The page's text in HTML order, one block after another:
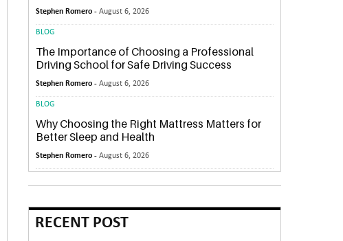
Stephen Romero -August 6, 2026
BLOG
The Importance of Choosing a Professional
Driving School for Safe Driving Success
Stephen Romero -August 6, 2026
BLOG
Why Choosing the Right Mattress Matters for
Better Sleep and Health
Stephen Romero -August 6, 2026
RECENT POST